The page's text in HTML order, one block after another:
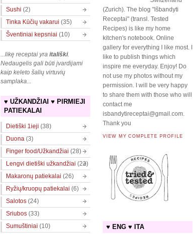
(Zurich). The blog "Išbandyti
Receptai" (transl. Tested
Recipes) is like my home
kitchen's notebook. Online
gallery for everything I like most. I
like to publish things which
inspire me everyday. Enjoy! Do
not use my photos without my
permission. I will be very happy
to share them with those who will
contact me
isbandytireceptai@gmail.com.
Thank you
VIEW MY COMPLETE PROFILE
♥ ENG ♥ ITA
Sushi (2)
Tinka Kūčių vakarui (35)
Šventiniai kepsniai (10)
...likę receptai yra itališki.
Nedaugelis gali būti įvardijami
kaip keleto šalių virtuvių
samplaka...
♥ UŽKANDŽIAI ♥ PIRMIEJI
PATIEKALAI
Dietiški 1ieji (38)
Duona (3)
Finger food/Užkandžiai (28)
Lengvi dietiški užkandžiai (22)
Makaronų patiekalai (26)
Ryžių/kruopų patiekalai (6)
Salotos (24)
Sriubos (33)
Sumuštiniai (10)